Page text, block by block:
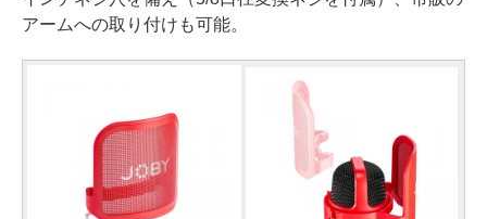
アームへの取り付けも可能。